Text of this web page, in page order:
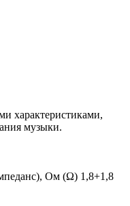
характеристиками,
музыки.
Ом (Ω) 1,8+1,8